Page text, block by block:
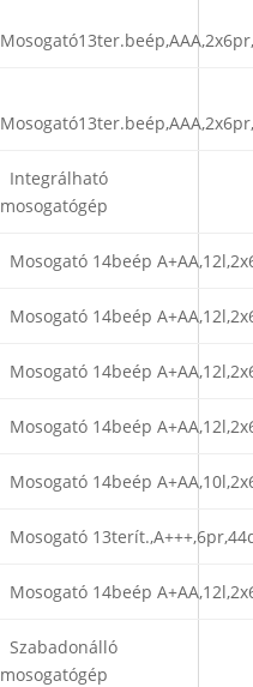
Integrálható
mosogatógép
Mosogató 14beép
Mosogató 14beép
Mosogató 14beép
Mosogató 14beép
Mosogató 14beép
Mosogató
Mosogató 14beép
Szabadonálló
mosogatógép